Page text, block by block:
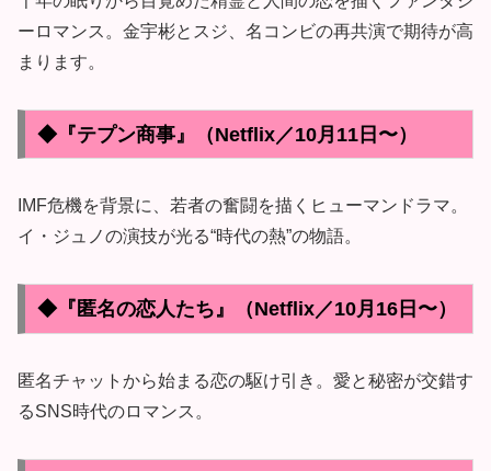
ーロマンス。金宇彬とスジ、名コンビの再共演で期待が高
まります。
◆『テプン商事』（Netflix／10月11日〜）
IMF危機を背景に、若者の奮闘を描くヒューマンドラマ。
イ・ジュノの演技が光る“時代の熱”の物語。
◆『匿名の恋人たち』（Netflix／10月16日〜）
匿名チャットから始まる恋の駆け引き。愛と秘密が交錯す
るSNS時代のロマンス。